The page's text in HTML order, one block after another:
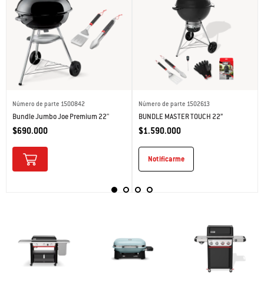
Número de parte 1500842
Bundle Jumbo Joe Premium 22"
$690.000
Número de parte 1502613
BUNDLE MASTER TOUCH 22”
$1.590.000
Notificarme